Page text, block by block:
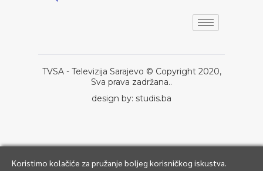
TVSA - Televizija Sarajevo © Copyright 2020,
Sva prava zadržana..
design by: studis.ba
Koristimo kolačiće za pružanje boljeg korisničkog iskustva.